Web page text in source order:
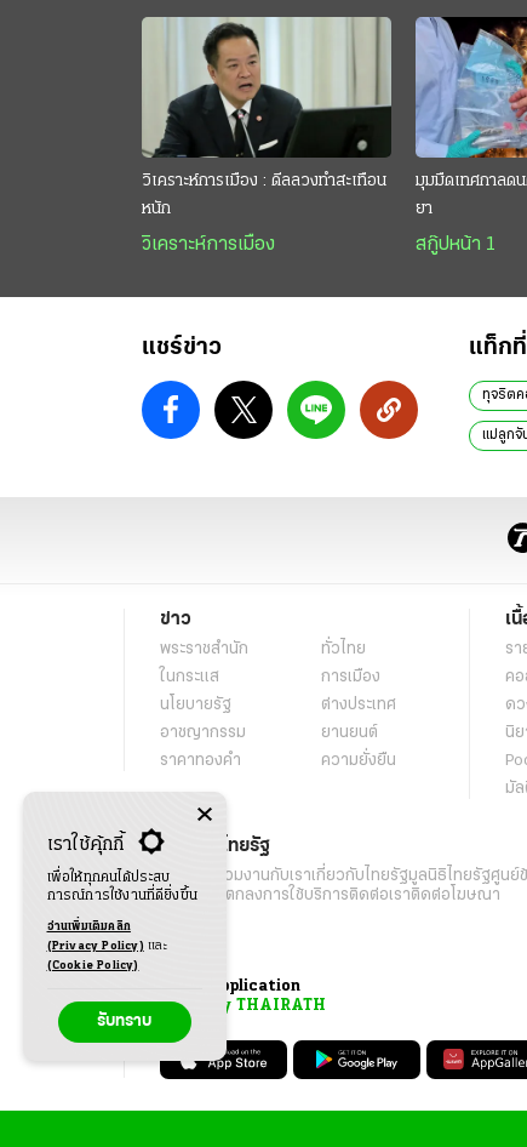
วิเคราะห์การเมือง : ดีลลวงทำสะเทือน
หนัก
วิเคราะห์การเมือง
มุมมืดเทศกาลด
ยา
สกู๊ปหน้า 1
แชร์ข่าว แท็ก
ทุจริตค
แม่ลูกจั
ข่าว
พระราชสำนัก
ทั่วไทย
ในกระแส
การเมือง
นโยบายรัฐ
ต่างประเทศ
อาชญากรรม
ยานยนต์
ราคาทองคำ
ความยั่งยืน
เ
รา
ค
ดว
นิย
มัล
เกี่ยวกับไทยรัฐ
กิจกรรม ร่วมงานกับเราเกี่ยวกับไทยรัฐมูลนิธิไทยรัฐศูนย์
เงื่อนไขข้อตกลงการใช้บริการติดต่อเราติดต่อโฆษณา
Application
My THAIRATH
เราใช้คุ้กกี้
เพื่อให้ทุกคนได้ประสบ
การณ์การใช้งานที่ดียิ่งขึ้น
อ่านเพิ่มเติมคลิก
(Privacy Policy) และ
(Cookie Policy)
รับทราบ